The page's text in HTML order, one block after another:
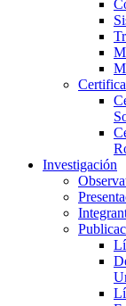
Investigación